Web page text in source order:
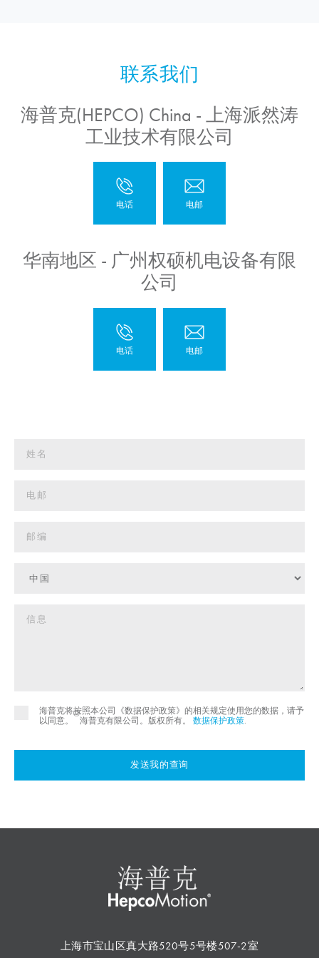
海普克(HEPCO) China - 上海派然涛
工业技术有限公司
华南地区 - 广州权硕机电设备有限
公司
海普克将按照本公司《数据保护政策》的相关规定使用您的数据，请予
以同意。
©
海普克有限公司。版权所有。 数据保护政策.
发送我的查询
上海市宝山区真大路520号5号楼507-2室